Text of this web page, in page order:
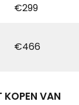
€299
€466
KOPEN VAN